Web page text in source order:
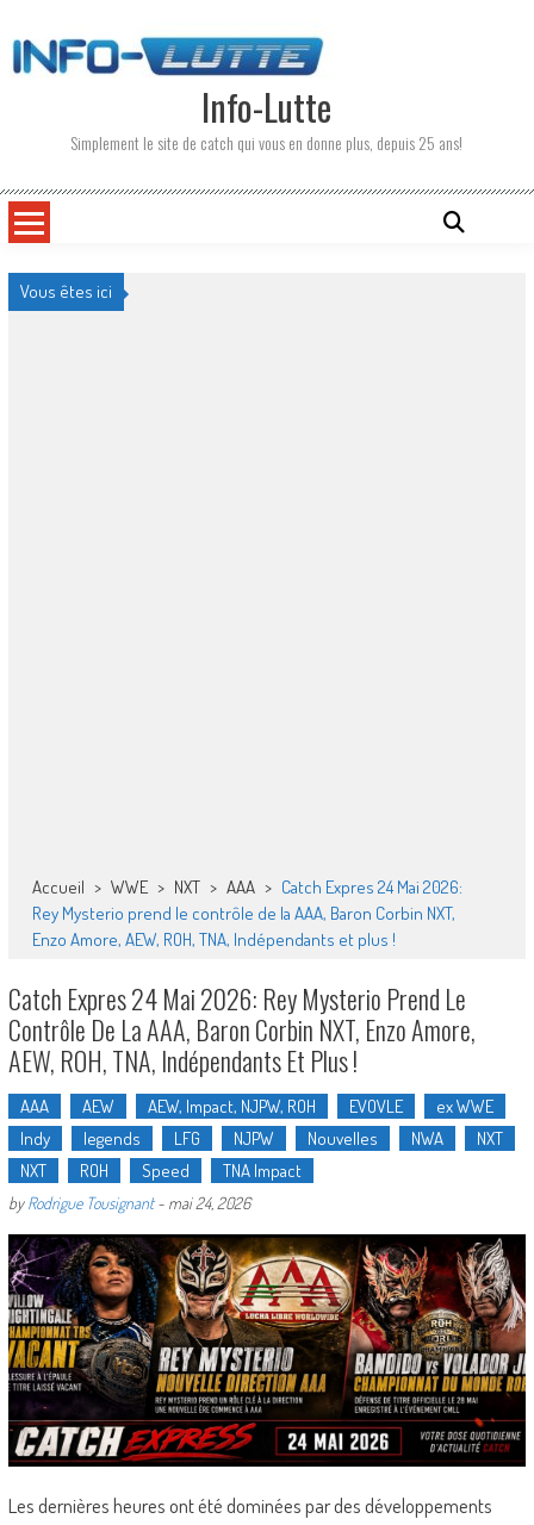
to
content
Info-Lutte
Simplement le site de catch qui vous en donne plus, depuis 25 ans!
Vous êtes ici
Accueil > WWE > NXT > AAA > Catch Expres 24 Mai 2026:
Rey Mysterio prend le contrôle de la AAA, Baron Corbin NXT,
Enzo Amore, AEW, ROH, TNA, Indépendants et plus !
Catch Expres 24 Mai 2026: Rey Mysterio Prend Le
Contrôle De La AAA, Baron Corbin NXT, Enzo Amore,
AEW, ROH, TNA, Indépendants Et Plus !
AAA AEW AEW, Impact, NJPW, ROH EVOVLE
ex WWE
Indy
legends LFG NJPW Nouvelles NWA
NXT
NXT
ROH Speed TNA Impact
byRodrigue Tousignant- mai 24, 2026
Les dernières heures ont été dominées par des développements